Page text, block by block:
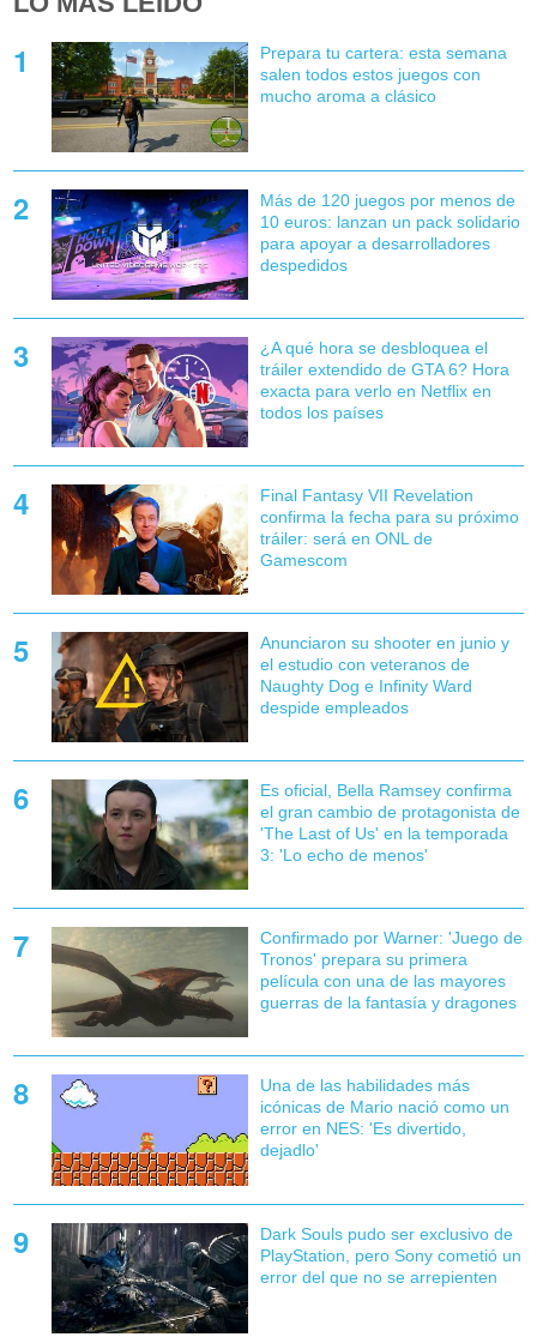
Prepara tu cartera: esta semana
salen todos estos juegos con
mucho aroma a clásico
Más de 120 juegos por menos de
10 euros: lanzan un pack solidario
para apoyar a desarrolladores
despedidos
¿A qué hora se desbloquea el
tráiler extendido de GTA 6? Hora
exacta para verlo en Netflix en
todos los países
Final Fantasy VII Revelation
confirma la fecha para su próximo
tráiler: será en ONL de
Gamescom
Anunciaron su shooter en junio y
el estudio con veteranos de
Naughty Dog e Infinity Ward
despide empleados
Es oficial, Bella Ramsey confirma
el gran cambio de protagonista de
'The Last of Us' en la temporada
3: 'Lo echo de menos'
Confirmado por Warner: 'Juego de
Tronos' prepara su primera
película con una de las mayores
guerras de la fantasía y dragones
Una de las habilidades más
icónicas de Mario nació como un
error en NES: 'Es divertido,
dejadlo'
Dark Souls pudo ser exclusivo de
PlayStation, pero Sony cometió un
error del que no se arrepienten